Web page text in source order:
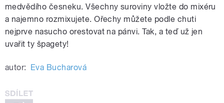
medvědího česneku. Všechny suroviny vložte do mixéru
a najemno rozmixujete. Ořechy můžete podle chuti
nejprve nasucho orestovat na pánvi. Tak, a teď už jen
uvařit ty špagety!
autor: Eva Bucharová